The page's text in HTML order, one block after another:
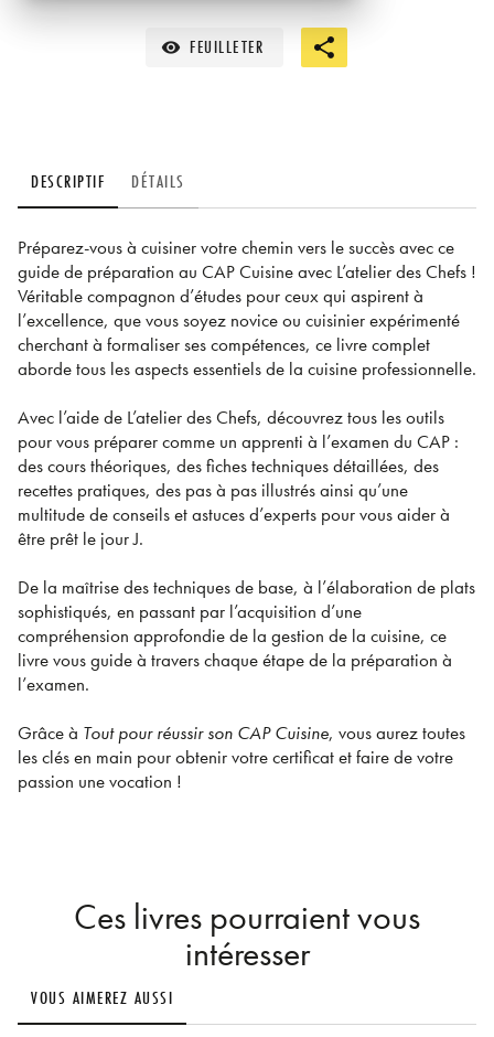
visibility FEUILLETER
DESCRIPTIF DÉTAILS
Préparez-vous à cuisiner votre chemin vers le succès avec ce
guide de préparation au CAP Cuisine avec L’atelier des Chefs !
Véritable compagnon d’études pour ceux qui aspirent à
l’excellence, que vous soyez novice ou cuisinier expérimenté
cherchant à formaliser ses compétences, ce livre complet
aborde tous les aspects essentiels de la cuisine professionnelle.
Avec l’aide de L’atelier des Chefs, découvrez tous les outils
pour vous préparer comme un apprenti à l’examen du CAP :
des cours théoriques, des fiches techniques détaillées, des
recettes pratiques, des pas à pas illustrés ainsi qu’une
multitude de conseils et astuces d’experts pour vous aider à
être prêt le jour J.
De la maîtrise des techniques de base, à l’élaboration de plats
sophistiqués, en passant par l’acquisition d’une
compréhension approfondie de la gestion de la cuisine, ce
livre vous guide à travers chaque étape de la préparation à
l’examen.
Grâce à Tout pour réussir son CAP Cuisine, vous aurez toutes
les clés en main pour obtenir votre certificat et faire de votre
passion une vocation !
Ces livres pourraient vous
intéresser
VOUS AIMEREZ AUSSI